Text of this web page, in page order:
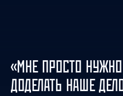
«МНЕ ПРОСТО
ДОДЕЛАТЬ НАШЕ